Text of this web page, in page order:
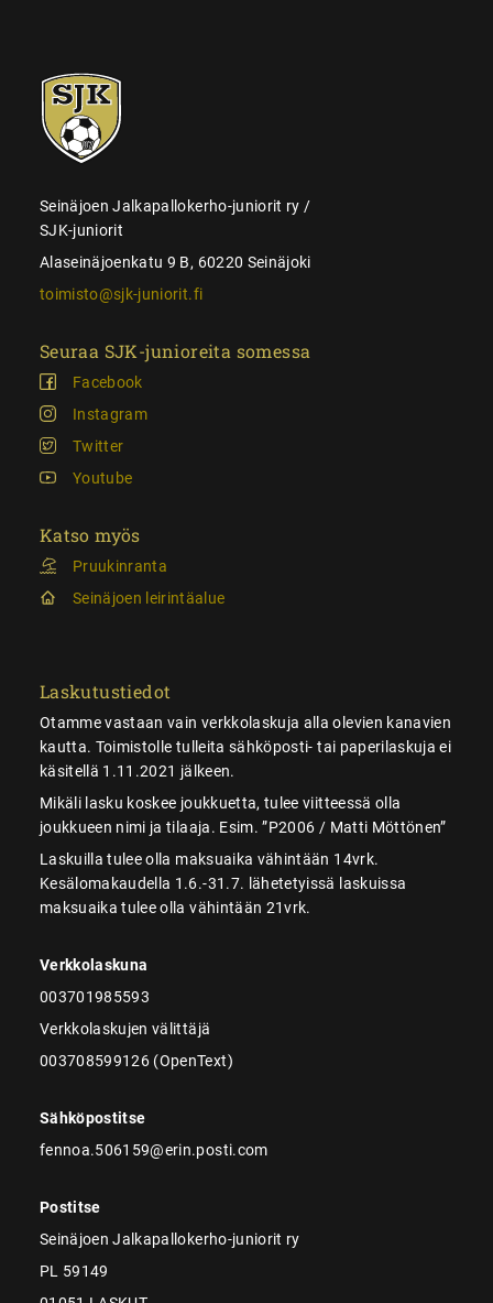
SJK-
juniorit
Seinäjoen Jalkapallokerho-juniorit ry /
SJK-juniorit
Alaseinäjoenkatu 9 B, 60220 Seinäjoki
toimisto@sjk-juniorit.fi
Seuraa SJK-junioreita somessa
Facebook
Instagram
Twitter
Youtube
Katso myös
Pruukinranta
Seinäjoen leirintäalue
Laskutustiedot
Otamme vastaan vain verkkolaskuja alla olevien kanavien
kautta. Toimistolle tulleita sähköposti- tai paperilaskuja ei
käsitellä 1.11.2021 jälkeen.
Mikäli lasku koskee joukkuetta, tulee viitteessä olla
joukkueen nimi ja tilaaja. Esim. ”P2006 / Matti Möttönen”
Laskuilla tulee olla maksuaika vähintään 14vrk.
Kesälomakaudella 1.6.-31.7. lähetetyissä laskuissa
maksuaika tulee olla vähintään 21vrk.
Verkkolaskuna
003701985593
Verkkolaskujen välittäjä
003708599126 (OpenText)
Sähköpostitse
fennoa.506159@erin.posti.com
Postitse
Seinäjoen Jalkapallokerho-juniorit ry
PL 59149